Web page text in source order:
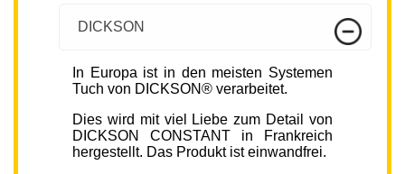
DICKSON
In Europa ist in den meisten Systemen
Tuch von DICKSON® verarbeitet.
Dies wird mit viel Liebe zum Detail von
DICKSON CONSTANT in Frankreich
hergestellt. Das Produkt ist einwandfrei.